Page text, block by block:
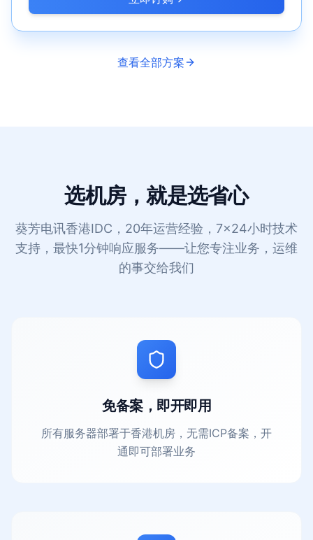
查看全部方案
选机房，就是选省心
葵芳电讯香港IDC，20年运营经验，7×24小时技术
支持，最快1分钟响应服务——让您专注业务，运维
的事交给我们
免备案，即开即用
所有服务器部署于香港机房，无需ICP备案，开
通即可部署业务